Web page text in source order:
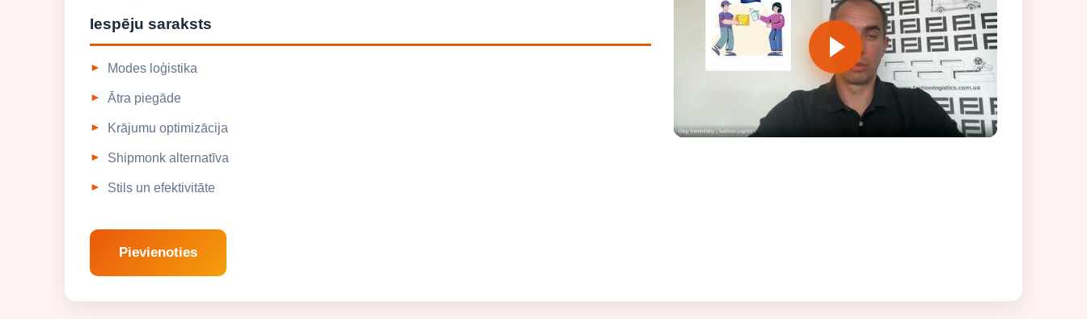
Iespēju saraksts
Modes loģistika
Ātra piegāde
Krājumu optimizācija
Shipmonk alternatīva
Stils un efektivitāte
Pievienoties